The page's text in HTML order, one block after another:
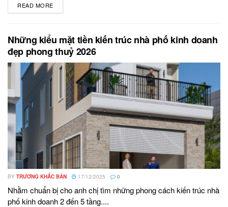
READ MORE
Những kiểu mặt tiền kiến trúc nhà phố kinh doanh
đẹp phong thuỷ 2026
BY TRƯƠNG KHẮC BẢN 17/12/2025 0
Nhằm chuẩn bị cho anh chị tìm những phong cách kiến trúc nhà
phố kinh doanh 2 đến 5 tầng....